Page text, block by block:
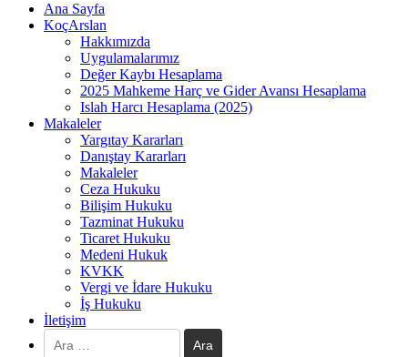
Ana Sayfa
KoçArslan
Hakkımızda
Uygulamalarımız
Değer Kaybı Hesaplama
2025 Mahkeme Harç ve Gider Avansı Hesaplama
Islah Harcı Hesaplama (2025)
Makaleler
Yargıtay Kararları
Danıştay Kararları
Makaleler
Ceza Hukuku
Bilişim Hukuku
Tazminat Hukuku
Ticaret Hukuku
Medeni Hukuk
KVKK
Vergi ve İdare Hukuku
İş Hukuku
İletişim
Arama: